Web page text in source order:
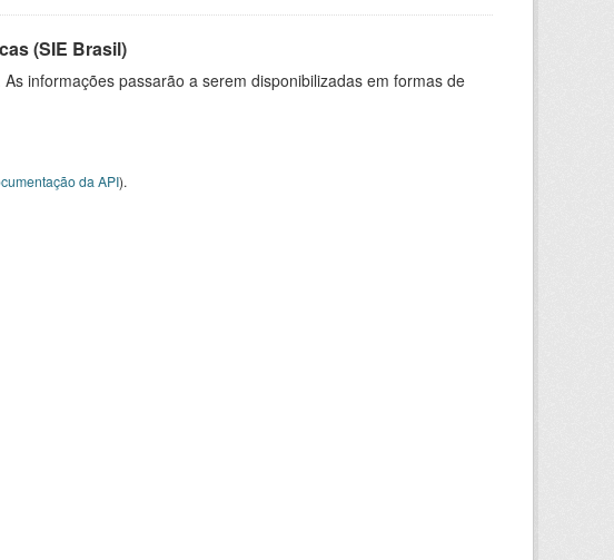
(SIE Brasil)
informações passarão a serem disponibilizadas em formas de
da API).